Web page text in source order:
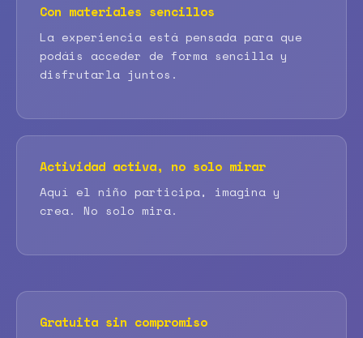
Con materiales sencillos
La experiencia está pensada para que
podáis acceder de forma sencilla y
disfrutarla juntos.
Actividad activa, no solo mirar
Aquí el niño participa, imagina y
crea. No solo mira.
Gratuita sin compromiso